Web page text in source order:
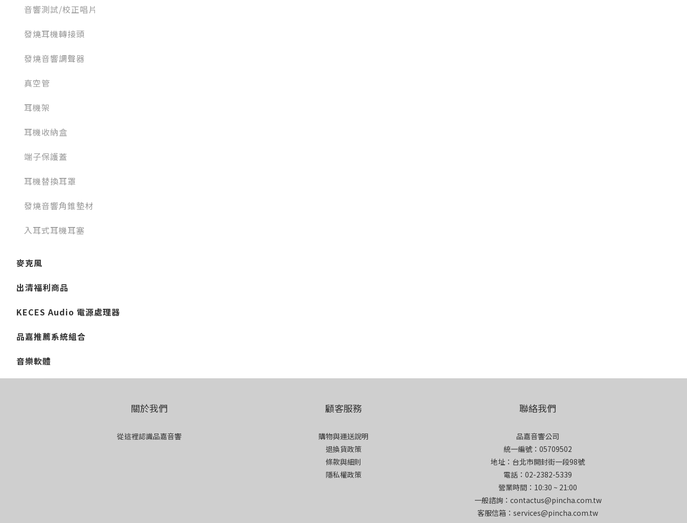
音響測試/校正唱片
發燒耳機轉接頭
發燒音響調聲器
真空管
耳機架
耳機收納盒
端子保護蓋
耳機替換耳罩
發燒音響角錐墊材
入耳式耳機耳塞
麥克風
出清福利商品
KECES Audio 電源處理器
品嘉推薦系統組合
音樂軟體
關於我們
從這裡認識品嘉音響
顧客服務
購物與運送說明
退換貨政策
條款與細則
隱私權政策
聯絡我們
品嘉音響公司
統一編號：05709502
地址：台北市開封街一段98號
電話：02-2382-5339
營業時間：10:30 ~ 21:00
一般諮詢：contactus@pincha.com.tw
客服信箱：services@pincha.com.tw